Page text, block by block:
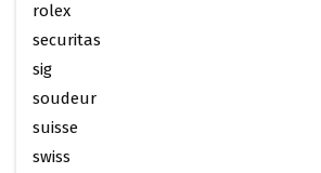
rolex
securitas
sig
soudeur
suisse
swiss